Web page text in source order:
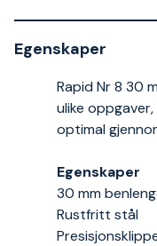
Egenskaper
Rapid Nr 8 30
ulike
optimal
Egenskaper
30 mm
Rustfritt stål